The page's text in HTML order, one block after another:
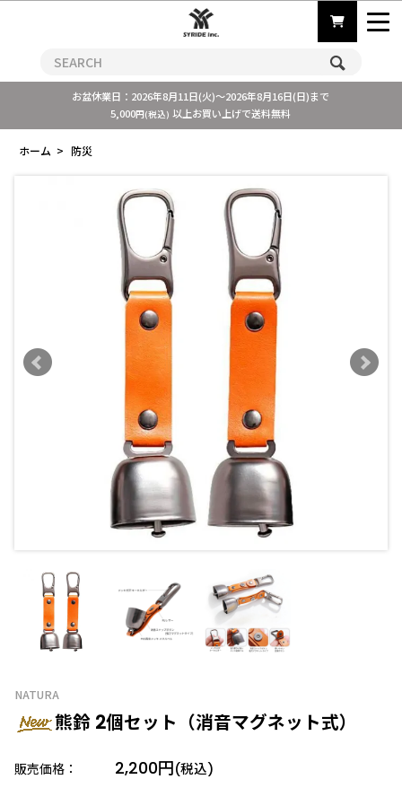
お盆休業日：2026年8月11日(火)～2026年8月16日(日)まで
5,000円(税込) 以上お買い上げで送料無料
ホーム > 防災
NATURA
熊鈴 2個セット（消音マグネット式）
販売価格： 2,200円(税込)